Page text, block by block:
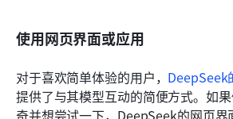
使用网页界面或应用
对于喜欢简单体验的用户， DeepSeek
提供了与其模型互动的简便方式。如
奇并想尝试一下，DeepSeek的网页界